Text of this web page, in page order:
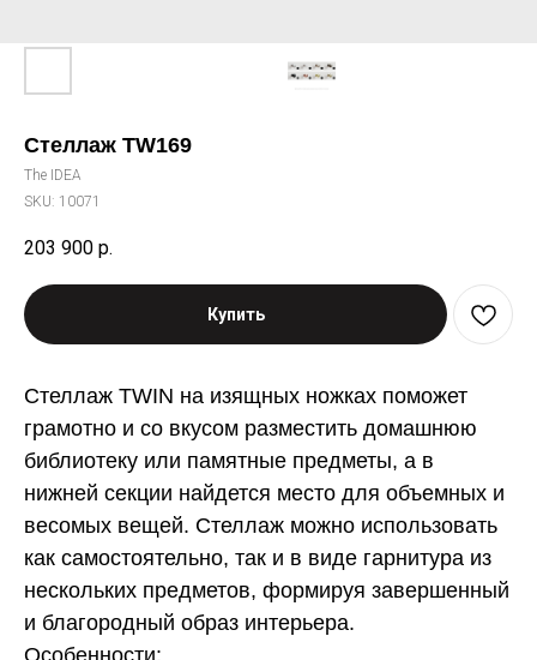
Стеллаж TW169
The IDEA
SKU: 10071
203 900 р.
Купить
Стеллаж TWIN на изящных ножках поможет
грамотно и со вкусом разместить домашнюю
библиотеку или памятные предметы, а в
нижней секции найдется место для объемных и
весомых вещей. Стеллаж можно использовать
как самостоятельно, так и в виде гарнитура из
нескольких предметов, формируя завершенный
и благородный образ интерьера.